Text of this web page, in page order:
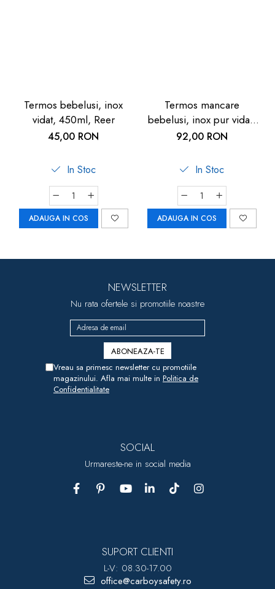
Termos bebelusi, inox
vidat, 450ml, Reer
45,00 RON
In Stoc
ADAUGA IN COS
Termos mancare
bebelusi, inox pur vidat,
300ml, Reer
92,00 RON
In Stoc
ADAUGA IN COS
NEWSLETTER
Nu rata ofertele si promotiile noastre
Vreau sa primesc newsletter cu promotiile
magazinului. Afla mai multe in Politica de
Confidentialitate
SOCIAL
Urmareste-ne in social media
SUPORT CLIENTI
L-V: 08.30-17.00
office@carboysafety.ro